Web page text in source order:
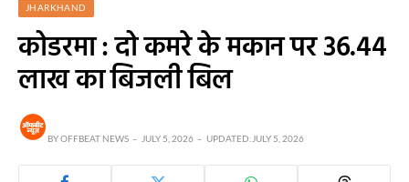
JHARKHAND
कोडरमा : दो कमरे के मकान पर 36.44
लाख का बिजली बिल
BYOFFBEAT NEWS JULY 5, 2026 UPDATED: JULY 5, 2026